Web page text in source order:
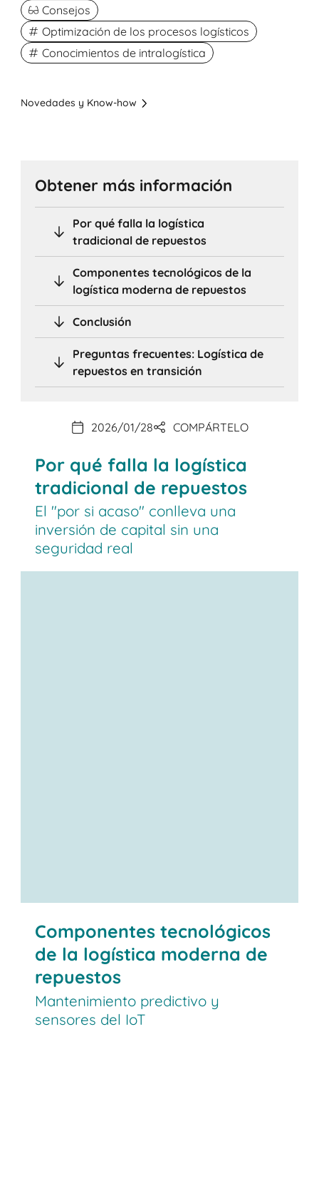
Consejos
Optimización de los procesos logísticos
Conocimientos de intralogística
Novedades y Know-how
Obtener más información
Por qué falla la logística
tradicional de repuestos
Componentes tecnológicos de la
logística moderna de repuestos
Conclusión
Preguntas frecuentes: Logística de
repuestos en transición
2026/01/28 COMPÁRTELO
Por qué falla la logística
tradicional de repuestos
El "por si acaso" conlleva una
inversión de capital sin una
seguridad real
Componentes tecnológicos
de la logística moderna de
repuestos
Mantenimiento predictivo y
sensores del IoT